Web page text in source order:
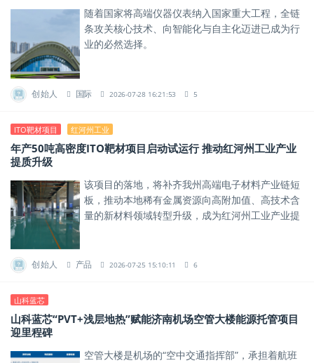
随着国家将高端仪器仪表纳入国家重大工程，全链
条攻关核心技术、向智能化与自主化迈进已成为行
业的必然选择。
创始人 国际 2026-07-28 16:21:53 5
ITO靶材项目 红河州工业
年产50吨高密度ITO靶材项目启动试运行 推动红河州工业产业
提质升级
该项目的落地，将补齐我州高端电子材料产业链短
板，推动本地稀有金属资源向高附加值、高技术含
量的新材料领域转型升级，成为红河州工业产业提
创始人 产品 2026-07-25 15:10:11 6
山科蓝芯
山科蓝芯“PVT+浅层地热”赋能济南机场空管大楼能源托管项目
迎里程碑
空管大楼是机场的“空中交通指挥部”，承担着航班